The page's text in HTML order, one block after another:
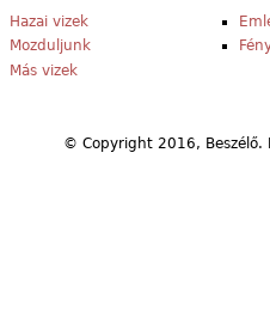
Hazai vizek
Mozduljunk
Más vizek
© Copyright 2016,